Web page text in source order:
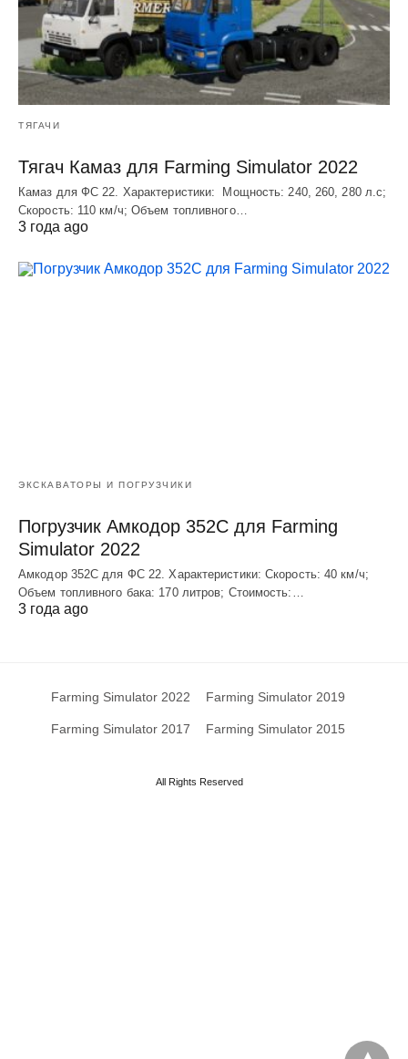
ТЯГАЧИ
Тягач Камаз для Farming Simulator 2022
Камаз для ФС 22. Характеристики: Мощность: 240, 260, 280 л.с;
Скорость: 110 км/ч; Объем топливного…
3 года ago
ЭКСКАВАТОРЫ И ПОГРУЗЧИКИ
Погрузчик Амкодор 352С для Farming
Simulator 2022
Амкодор 352С для ФС 22. Характеристики: Скорость: 40 км/ч;
Объем топливного бака: 170 литров; Стоимость:…
3 года ago
Farming Simulator 2022 Farming Simulator 2019
Farming Simulator 2017 Farming Simulator 2015
All Rights Reserved